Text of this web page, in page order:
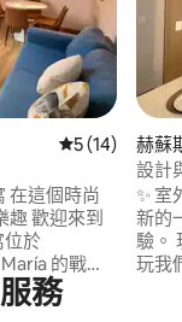
5 分）從 14 則評價
5 (14)
趣 歡迎來到
的戰略
Real Plaza
館和利馬的
赫蘇
設計
✨
新的
驗。
玩我們的
務